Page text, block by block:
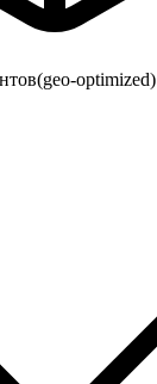
(geo-optimized)